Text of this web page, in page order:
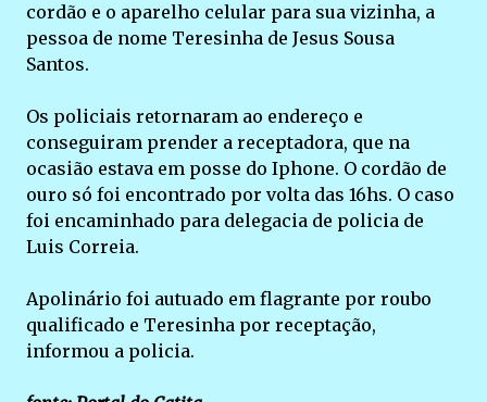
cordão e o aparelho celular para sua vizinha, a
pessoa de nome Teresinha de Jesus Sousa
Santos.
Os policiais retornaram ao endereço e
conseguiram prender a receptadora, que na
ocasião estava em posse do Iphone. O cordão de
ouro só foi encontrado por volta das 16hs. O caso
foi encaminhado para delegacia de policia de
Luis Correia.
Apolinário foi autuado em flagrante por roubo
qualificado e Teresinha por receptação,
informou a policia.